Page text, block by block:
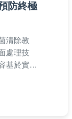
防終極
清除教
處理技
基於實際